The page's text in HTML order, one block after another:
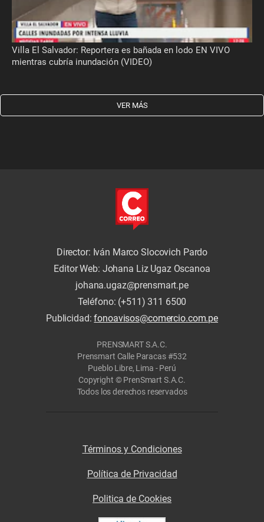
Villa El Salvador: Reportera es bañada en lodo EN VIVO
mientras cubría inundación (VIDEO)
VER MÁS
Director: Iván Marco Slocovich Pardo
Editor Web: Johana Liz Ugaz Oscanoa
johana.ugaz@prensmart.pe
Teléfono: (+511) 311 6500
Publicidad:fonoavisos@comercio.com.pe
PRENSMART S.A.C.
Prensmart Calle Paracas #532
Pueblo Libre, Lima - Perú
Copyright © PrenSmart S.A.C.
Todos los derechos reservados
Términos y Condiciones
Política de Privacidad
Politica de Cookies